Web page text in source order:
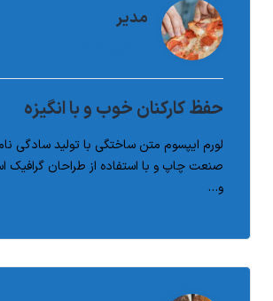
مدیر
حفظ کارکنان خوب و با انگیزه
لورم ایپسوم متن ساختگی با تولید سادگی
صنعت چاپ و با استفاده از طراحان گرافیک
و…
مدیر
۱۶ مهر ۱۴۰۰
روش های درک بیشتر مربیگری
شناخت عوامل آن